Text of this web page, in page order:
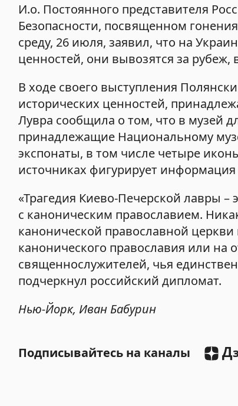
И.о. Постоянного представителя
Безопасности, посвященном
среду, 26 июля, заявил, что на
ценностей, они вывозятся за
В ходе своего выступления
исторических ценностей,
Лувра сообщила о том, что в музей
принадлежащие Национальному
экспонаты, в том числе четыре
источниках фигурирует
«Трагедия Киево-Печерской лавры
с каноническим православием.
канонической православной
канонического православия или
священнослужителей, чья
подчеркнул российский дипломат.
Нью-Йорк, Иван Бабурин
Подписывайтесь на каналы Д